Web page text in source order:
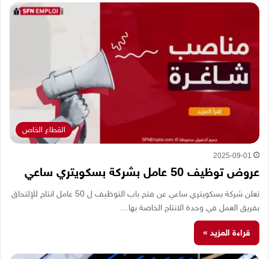
القطاع الخاص
2025-09-01
عروض توظيف 50 عامل بشركة بسكويتري ساعي
تعلن شركة بسكويتري ساعي عن فتح باب التوظيف ل 50 عامل انتاج للإلتحاق
بفريق العمل في وحدة الانتاج الخاصة بها…
قراءة المزيد »